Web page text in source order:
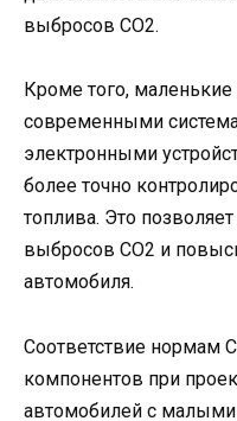
выбросов CO2.
Кроме того,
современными
электронными
более точно
топлива. Это
выбросов CO2 и
автомобиля.
Соответствие нормам
компонентов при
автомобилей с малыми